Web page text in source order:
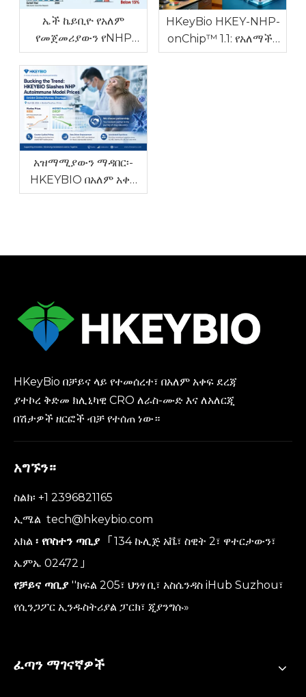
ኤች ኬይቢዮ የአለም
የመጀመሪያውን የNHP
Hidradenitis
Suppurativa ሞዴልን
ከከፍተኛ ክሊኒካዊ ወጥነት ጋር
ዓለም አቀፍ የመድኃኒት
አር&D ጠርሙስን ለመቅረፍ
አስጀመረ።
HKeyBio HKEY-NHP-
onChip™ 1.1: የአለማችን
የመጀመሪያው ኤንኤችፒ
አዝማሚያውን ማዳበር፡-
HKEYBIO በአለም አቀፍ
የዝንጀሮ እጥረት መካከል
HKeyBio በቻይና ላይ የተመሰረተ፣ በአለም አቀፍ ደረጃ
ያተኮረ ቅድመ ክሊኒካዊ CRO ለራስ-ሙድ እና ለአለርጂ
በሽታዎች ዘርፎች ብቻ የተሰጠ ነው።
አግኙን።
ስልክ፡ +1 2396821165
ኢሜል tech@hkeybio.com
አክል ፡ የቦስተን ጣቢያ
「134 ኩሊጅ አቬ፣ ስዊት 2፣ ዋተርታውን፣
ኤምኤ 02472」
የቻይና ጣቢያ ''ክፍል 205፣ ህንፃ ቢ፣ አስሴንዳስ iHub Suzhou፣
የሲንጋፖር ኢንዱስትሪያል ፓርክ፣ ጂያንግሱ»
ፈጣን ማገናኛዎች